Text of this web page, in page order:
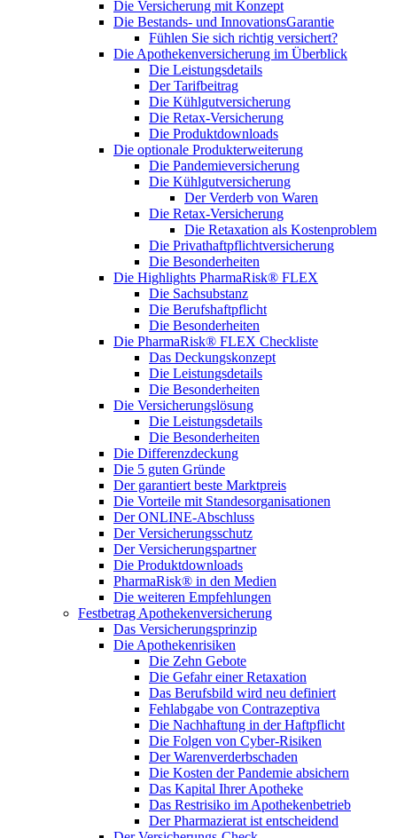
Die Versicherung mit Konzept
Die Bestands- und InnovationsGarantie
Fühlen Sie sich richtig versichert?
Die Apothekenversicherung im Überblick
Die Leistungsdetails
Der Tarifbeitrag
Die Kühlgutversicherung
Die Retax-Versicherung
Die Produktdownloads
Die optionale Produkterweiterung
Die Pandemieversicherung
Die Kühlgutversicherung
Der Verderb von Waren
Die Retax-Versicherung
Die Retaxation als Kostenproblem
Die Privathaftpflichtversicherung
Die Besonderheiten
Die Highlights PharmaRisk® FLEX
Die Sachsubstanz
Die Berufshaftpflicht
Die Besonderheiten
Die PharmaRisk® FLEX Checkliste
Das Deckungskonzept
Die Leistungsdetails
Die Besonderheiten
Die Versicherungslösung
Die Leistungsdetails
Die Besonderheiten
Die Differenzdeckung
Die 5 guten Gründe
Der garantiert beste Marktpreis
Die Vorteile mit Standesorganisationen
Der ONLINE-Abschluss
Der Versicherungsschutz
Der Versicherungspartner
Die Produktdownloads
PharmaRisk® in den Medien
Die weiteren Empfehlungen
Festbetrag Apothekenversicherung
Das Versicherungsprinzip
Die Apothekenrisiken
Die Zehn Gebote
Die Gefahr einer Retaxation
Das Berufsbild wird neu definiert
Fehlabgabe von Contrazeptiva
Die Nachhaftung in der Haftpflicht
Die Folgen von Cyber-Risiken
Der Warenverderbschaden
Die Kosten der Pandemie absichern
Das Kapital Ihrer Apotheke
Das Restrisiko im Apothekenbetrieb
Der Pharmazierat ist entscheidend